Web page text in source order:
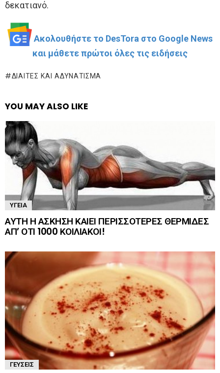
δεκατιανό.
Ακολουθήστε το DesTora στο Google News
και μάθετε πρώτοι όλες τις ειδήσεις
ΔΊΑΙΤΕΣ ΚΑΙ ΑΔΥΝΆΤΙΣΜΑ
YOU MAY ALSO LIKE
ΥΓΕΊΑ
ΑΥΤΗ Η ΑΣΚΗΣΗ ΚΑΙΕΙ ΠΕΡΙΣΣΟΤΕΡΕΣ ΘΕΡΜΙΔΕΣ
ΑΠ’ ΟΤΙ 1000 ΚΟΙΛΙΑΚΟΙ!
ΓΕΎΣΕΙΣ